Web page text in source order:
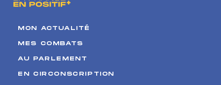
MON ACTUALITÉ
MES COMBATS
AU PARLEMENT
EN CIRCONSCRIPTION